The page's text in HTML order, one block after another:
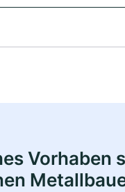
Vorhaben